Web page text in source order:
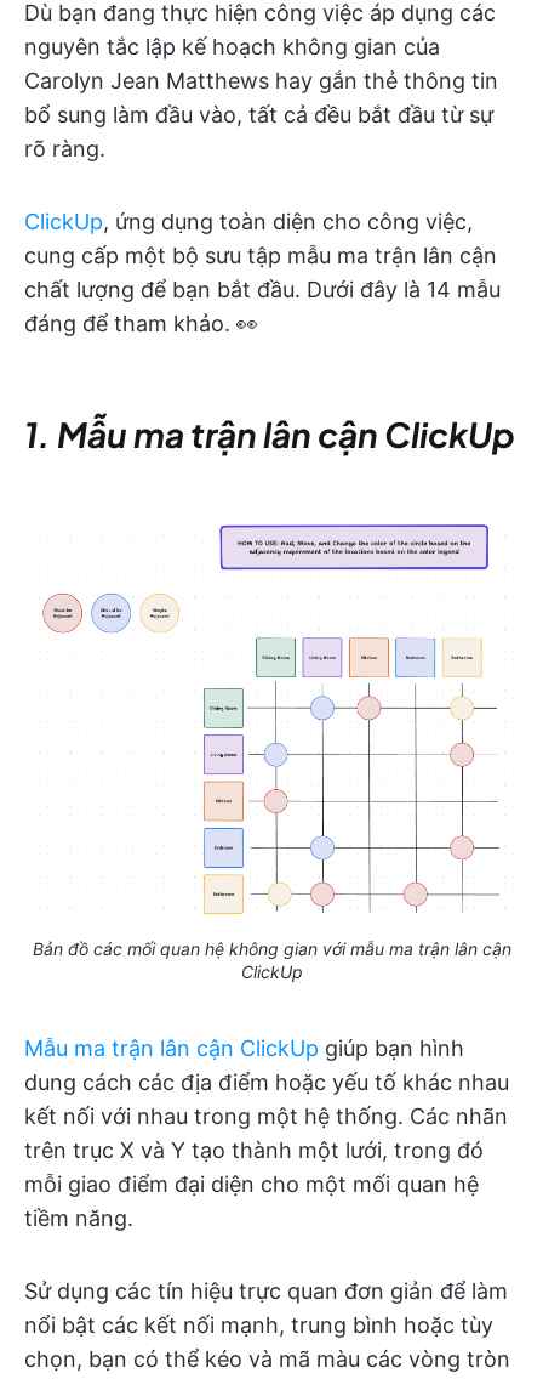
Dù bạn đang thực hiện công việc áp dụng các
nguyên tắc lập kế hoạch không gian của
Carolyn Jean Matthews hay gắn thẻ thông tin
bổ sung làm đầu vào, tất cả đều bắt đầu từ sự
rõ ràng.
ClickUp, ứng dụng toàn diện cho công việc,
cung cấp một bộ sưu tập mẫu ma trận lân cận
chất lượng để bạn bắt đầu. Dưới đây là 14 mẫu
đáng để tham khảo. 👀
1. Mẫu ma trận lân cận ClickUp
Bản đồ các mối quan hệ không gian với mẫu ma trận lân cận
ClickUp
Mẫu ma trận lân cận ClickUp giúp bạn hình
dung cách các địa điểm hoặc yếu tố khác nhau
kết nối với nhau trong một hệ thống. Các nhãn
trên trục X và Y tạo thành một lưới, trong đó
mỗi giao điểm đại diện cho một mối quan hệ
tiềm năng.
Sử dụng các tín hiệu trực quan đơn giản để làm
nổi bật các kết nối mạnh, trung bình hoặc tùy
chọn, bạn có thể kéo và mã màu các vòng tròn